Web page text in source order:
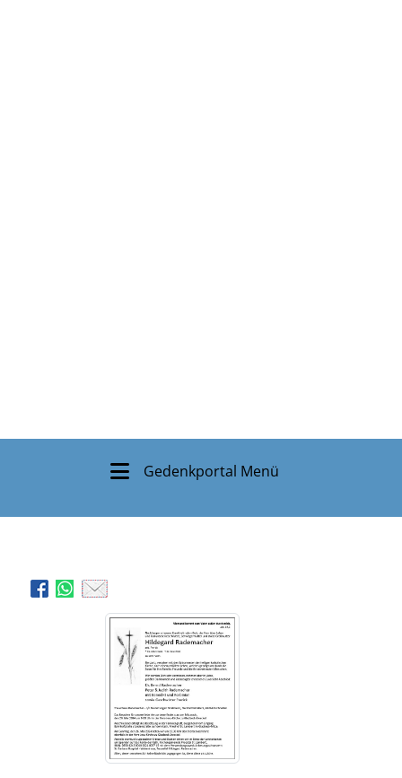
Gedenkportal Menü